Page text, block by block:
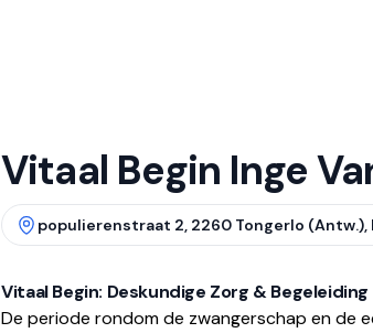
Vitaal Begin Inge
populierenstraat 2, 2260 Tongerlo (Antw.),
Vitaal Begin: Deskundige Zorg &
De periode rondom de zwangerschap en de